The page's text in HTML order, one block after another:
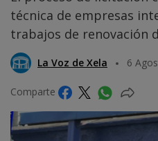
técnica de empresas
trabajos de renovación
La Voz de Xela 6
Comparte